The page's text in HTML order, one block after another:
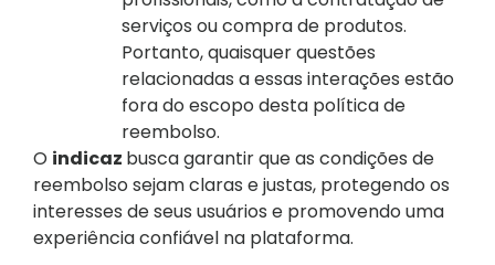
serviços ou compra de produtos.
Portanto, quaisquer questões
relacionadas a essas interações estão
fora do escopo desta política de
reembolso.
O indicaz busca garantir que as condições de
reembolso sejam claras e justas, protegendo os
interesses de seus usuários e promovendo uma
experiência confiável na plataforma.